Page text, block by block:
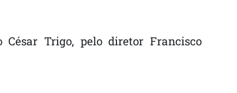
Trigo, pelo diretor Francisco